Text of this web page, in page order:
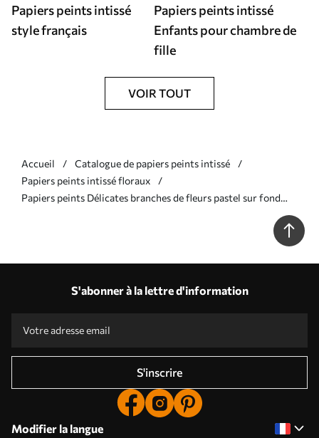
Papiers peints intissé
style français
Papiers peints intissé
Enfants pour chambre de
fille
VOIR TOUT
Accueil
Catalogue de papiers peints intissé
Papiers peints intissé floraux
Papiers peints Délicates branches de fleurs pastel sur fond
S'abonner à la lettre d'information
S'inscrire
Modifier la langue